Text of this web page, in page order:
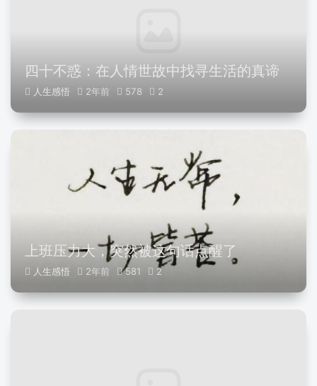
四十不惑：在人情世故中找寻生活的真谛
人生感悟 2年前 578 2
上班压力大，突然被这句话点醒了
人生感悟 2年前 581 2